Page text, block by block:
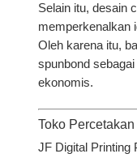
Selain itu, desain
memperkenalkan
Oleh karena itu,
spunbond
ekonomis.
Toko
JF Digital Printing